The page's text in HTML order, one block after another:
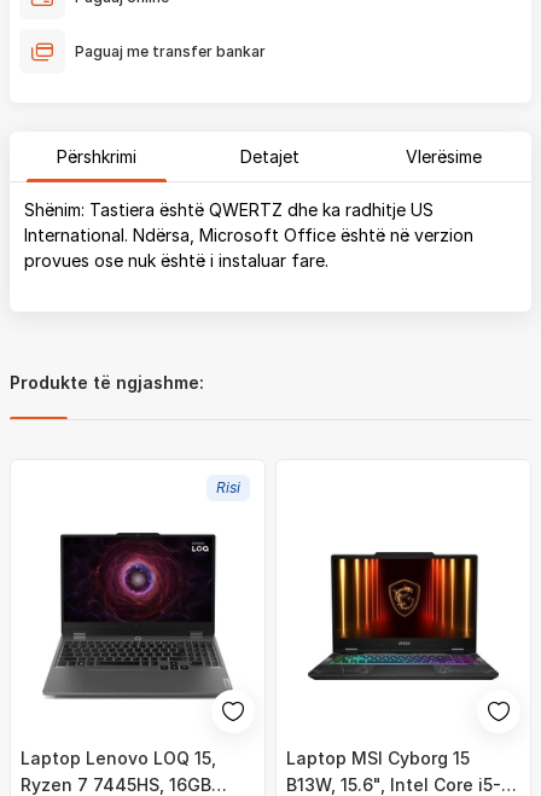
Paguaj me transfer bankar
Përshkrimi Detajet Vlerësime
Shënim: Tastiera është QWERTZ dhe ka radhitje US
International. Ndërsa, Microsoft Office është në verzion
provues ose nuk është i instaluar fare.
Produkte të ngjashme:
Risi
Laptop Lenovo LOQ 15,
Ryzen 7 7445HS, 16GB
Laptop MSI Cyborg 15
B13W, 15.6", Intel Core i5-